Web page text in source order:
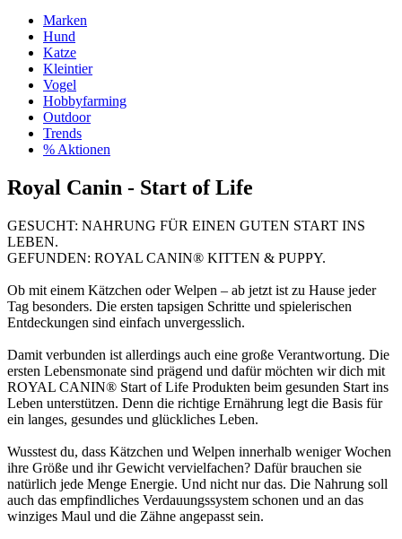
Marken
Hund
Katze
Kleintier
Vogel
Hobbyfarming
Outdoor
Trends
% Aktionen
Royal Canin - Start of Life
GESUCHT: NAHRUNG FÜR EINEN GUTEN START INS
LEBEN.
GEFUNDEN: ROYAL CANIN® KITTEN & PUPPY.
Ob mit einem Kätzchen oder Welpen – ab jetzt ist zu Hause jeder
Tag besonders. Die ersten tapsigen Schritte und spielerischen
Entdeckungen sind einfach unvergesslich.
Damit verbunden ist allerdings auch eine große Verantwortung. Die
ersten Lebensmonate sind prägend und dafür möchten wir dich mit
ROYAL CANIN® Start of Life Produkten beim gesunden Start ins
Leben unterstützen. Denn die richtige Ernährung legt die Basis für
ein langes, gesundes und glückliches Leben.
Wusstest du, dass Kätzchen und Welpen innerhalb weniger Wochen
ihre Größe und ihr Gewicht vervielfachen? Dafür brauchen sie
natürlich jede Menge Energie. Und nicht nur das. Die Nahrung soll
auch das empfindliches Verdauungssystem schonen und an das
winziges Maul und die Zähne angepasst sein.